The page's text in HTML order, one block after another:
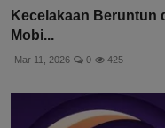
Kecelakaan Beruntun
Mobi...
Mar 11, 2026 0 425